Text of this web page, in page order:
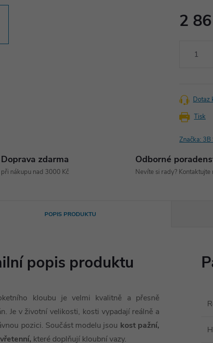
2
Tisk
Dotaz
Značka: 3B
Doprava zdarma
při nákupu nad 3000 Kč
Odborné
Nevíte si rady? Kontaktujte
POPIS PRODUKTU
popis produktu
kloubu je velmi kvalitně a přesně
Je v životní velikosti, kosti vypadají reálně a
pozici. Součást modelu jsou kost pažní,
které doplňují kloubní vazy.